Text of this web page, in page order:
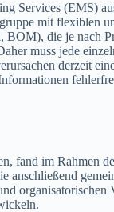
Services (EMS)
mit flexiblen
die je nach
muss jede
derzeit
fand im Rahmen